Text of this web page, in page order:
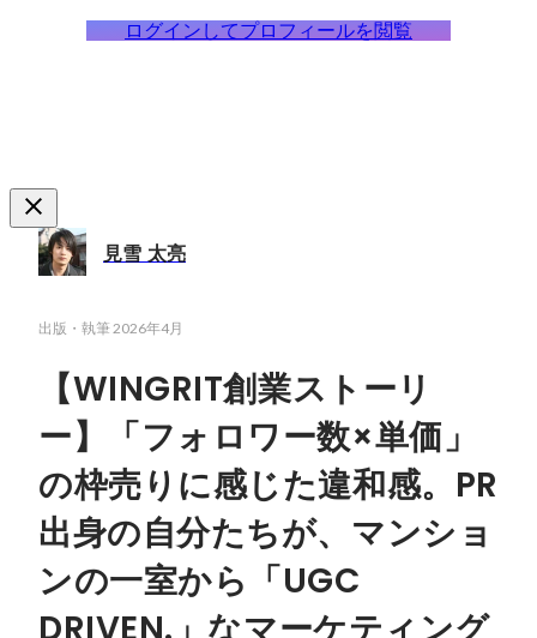
ログインしてプロフィールを閲覧
見雪 太亮
出版・執筆2026年4月
【WINGRIT創業ストーリ
ー】「フォロワー数×単価」
の枠売りに感じた違和感。PR
出身の自分たちが、マンショ
ンの一室から「UGC